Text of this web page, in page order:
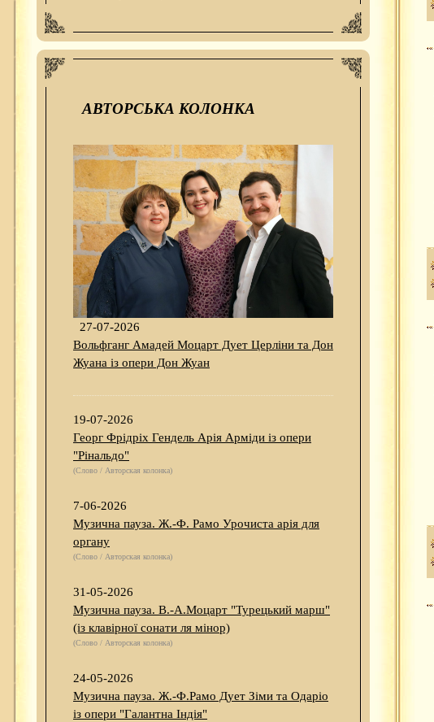
АВТОРСЬКА КОЛОНКА
27-07-2026
Вольфганг Амадей Моцарт Дует Церліни та Дон
Жуана із опери Дон Жуан
19-07-2026
Георг Фрідріх Гендель Арія Арміди із опери
"Рінальдо"
(Слово / Авторская колонка)
7-06-2026
Музична пауза. Ж.-Ф. Рамо Урочиста арія для
органу
(Слово / Авторская колонка)
31-05-2026
Музична пауза. В.-А.Моцарт "Турецький марш"
(із клавірної сонати ля мінор)
(Слово / Авторская колонка)
24-05-2026
Музична пауза. Ж.-Ф.Рамо Дует Зіми та Одаріо
із опери "Галантна Індія"